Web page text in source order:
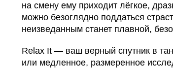
на смену ему приходит лёгкое,
можно безоглядно поддаться
неизведанным станет плавной,
Relax It — ваш верный спутник в
или медленное, размеренное